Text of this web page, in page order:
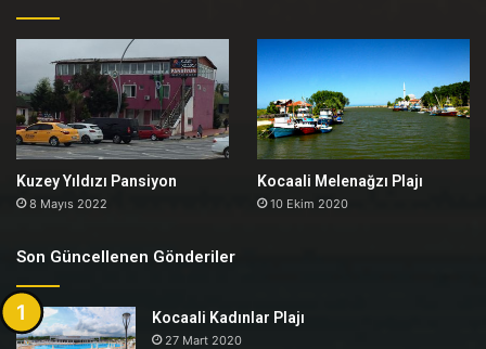
Kuzey Yıldızı Pansiyon
8 Mayıs 2022
Kocaali Melenağzı Plajı
10 Ekim 2020
Son Güncellenen Gönderiler
Kocaali Kadınlar Plajı
27 Mart 2020